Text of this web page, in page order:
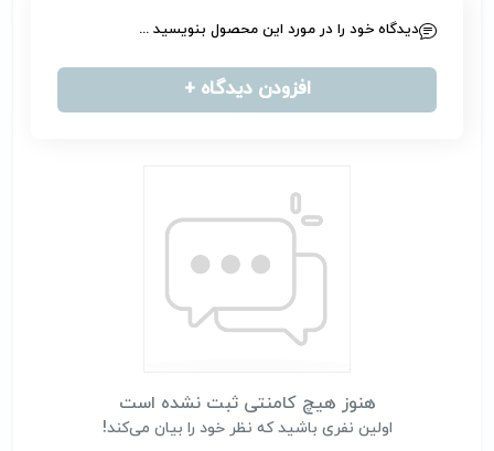
هنوز هیچ کامنتی ثبت نشده است
اولین نفری باشید که نظر خود را بیان می‌کند!
دیدگاه خود را در مورد این محصول بنویسید ...
افزودن دیدگاه +